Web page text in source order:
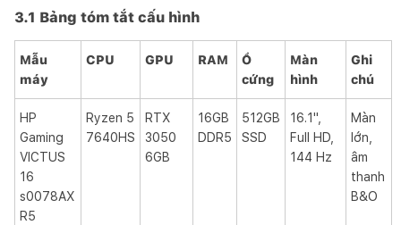
3.1 Bảng tóm tắt cấu hình
Mẫu
máy
CPU GPU RAM
Ổ
cứng
Màn
hình
Ghi
chú
HP
Gaming
VICTUS
16
s0078AX
R5
Ryzen 5
7640HS
RTX
3050
6GB
16GB
DDR5
512GB
SSD
16.1",
Full HD,
144 Hz
Màn
lớn,
âm
thanh
B&O